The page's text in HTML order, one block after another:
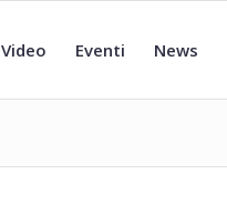
Video Eventi News